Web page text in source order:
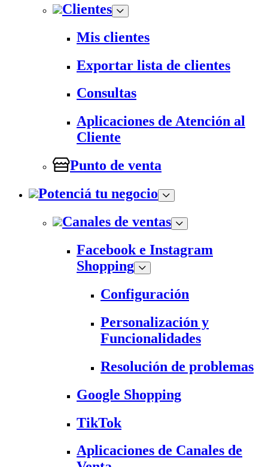
Clientes
Mis clientes
Exportar lista de clientes
Consultas
Aplicaciones de Atención al
Cliente
Punto de venta
Potenciá tu negocio
Canales de ventas
Facebook e Instagram
Shopping
Configuración
Personalización y
Funcionalidades
Resolución de problemas
Google Shopping
TikTok
Aplicaciones de Canales de